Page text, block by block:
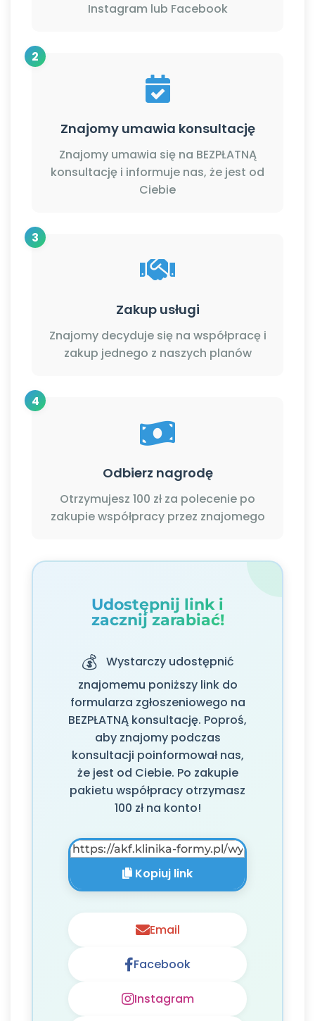
Instagram lub Facebook
2
Znajomy umawia konsultację
Znajomy umawia się na BEZPŁATNĄ
konsultację i informuje nas, że jest od
Ciebie
3
Zakup usługi
Znajomy decyduje się na współpracę i
zakup jednego z naszych planów
4
Odbierz nagrodę
Otrzymujesz 100 zł za polecenie po
zakupie współpracy przez znajomego
Udostępnij link i
zacznij zarabiać!
💰 Wystarczy udostępnić
znajomemu poniższy link do
formularza zgłoszeniowego na
BEZPŁATNĄ konsultację. Poproś,
aby znajomy podczas
konsultacji poinformował nas,
że jest od Ciebie. Po zakupie
pakietu współpracy otrzymasz
100 zł na konto!
Kopiuj link
Email
Facebook
Instagram